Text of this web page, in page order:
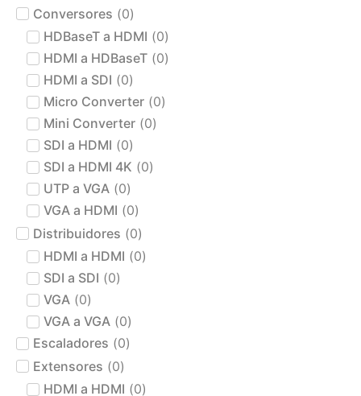
Conversores (0)
HDBaseT a HDMI (0)
HDMI a HDBaseT (0)
HDMI a SDI (0)
Micro Converter (0)
Mini Converter (0)
SDI a HDMI (0)
SDI a HDMI 4K (0)
UTP a VGA (0)
VGA a HDMI (0)
Distribuidores (0)
HDMI a HDMI (0)
SDI a SDI (0)
VGA (0)
VGA a VGA (0)
Escaladores (0)
Extensores (0)
HDMI a HDMI (0)